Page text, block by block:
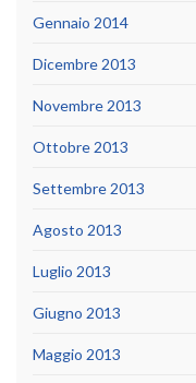
Gennaio 2014
Dicembre 2013
Novembre 2013
Ottobre 2013
Settembre 2013
Agosto 2013
Luglio 2013
Giugno 2013
Maggio 2013